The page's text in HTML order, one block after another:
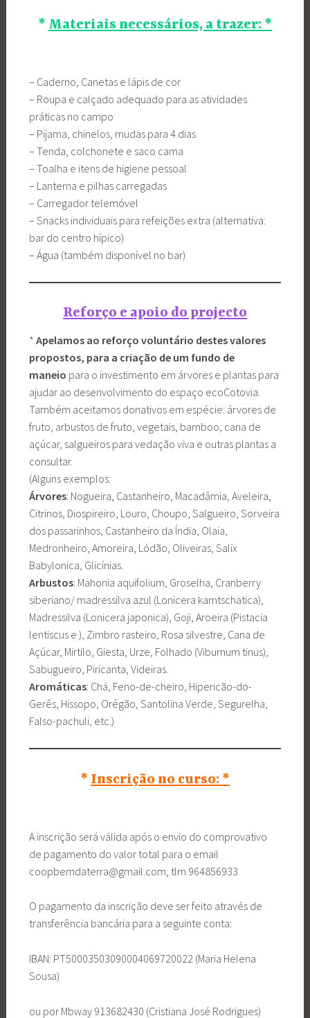
* Materiais necessários, a trazer: *
– Caderno, Canetas e lápis de cor
– Roupa e calçado adequado para as atividades
práticas no campo
– Pijama, chinelos, mudas para 4 dias
– Tenda, colchonete e saco cama
– Toalha e itens de higiene pessoal
– Lanterna e pilhas carregadas
– Carregador telemóvel
– Snacks individuais para refeições extra (alternativa:
bar do centro hípico)
– Água (também disponível no bar)
Reforço e apoio do projecto
* Apelamos ao reforço voluntário destes valores
propostos, para a criação de um fundo de
maneio para o investimento em árvores e plantas para
ajudar ao desenvolvimento do espaço ecoCotovia.
Também aceitamos donativos em espécie: árvores de
fruto, arbustos de fruto, vegetais, bamboo, cana de
açúcar, salgueiros para vedação viva e outras plantas a
consultar.
(Alguns exemplos:
Árvores: Nogueira, Castanheiro, Macadâmia, Aveleira,
Citrinos, Diospireiro, Louro, Choupo, Salgueiro, Sorveira
dos passarinhos, Castanheiro da Índia, Olaia,
Medronheiro, Amoreira, Lódão, Oliveiras, Salix
Babylonica, Glicínias.
Arbustos: Mahonia aquifolium, Groselha, Cranberry
siberiano/ madressilva azul (Lonicera kamtschatica),
Madressilva (Lonicera japonica), Goji, Aroeira (Pistacia
lentiscus e ), Zimbro rasteiro, Rosa silvestre, Cana de
Açúcar, Mirtilo, Giesta, Urze, Folhado (Viburnum tinus),
Sabugueiro, Piricanta, Videiras.
Aromáticas: Chá, Feno-de-cheiro, Hipericão-do-
Gerês, Hissopo, Orégão, Santolina Verde, Segurelha,
Falso-pachuli, etc.)
* Inscrição no curso: *
A inscrição será válida após o envio do comprovativo
de pagamento do valor total para o email
coopbemdaterra@gmail.com, tlm 964856933
O pagamento da inscrição deve ser feito através de
transferência bancária para a seguinte conta:
IBAN: PT50003503090004069720022 (Maria Helena
Sousa)
ou por Mbway 913682430 (Cristiana José Rodrigues)